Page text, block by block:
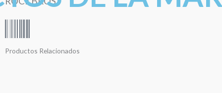
S/ 200.00.
Productos Relacionados